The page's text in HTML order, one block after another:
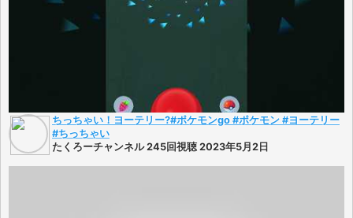
ちっちゃい！ヨーテリー?#ポケモンgo #ポケモン #ヨーテリー
#ちっちゃい
たくろーチャンネル 245回視聴 2023年5月2日